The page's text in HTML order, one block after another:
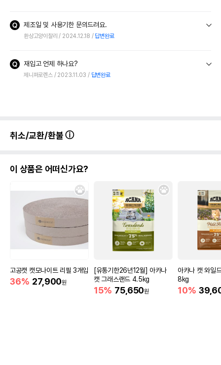
제조일 및 사용기한 문의드려요.
환상고양이찰리 2024.12.18 답변완료
재입고 언제 하나요?
제니퍼로렌스 2023.11.03 답변완료
취소/교환/환불
이 상품은 어떠신가요?
고공캣 캣모나이트 리필 3개입
36% 27,900원
[유통기한26년12월] 아카나
캣 그래스랜드 4.5kg
15% 75,650원
아카나 캣 와일
8kg
10%